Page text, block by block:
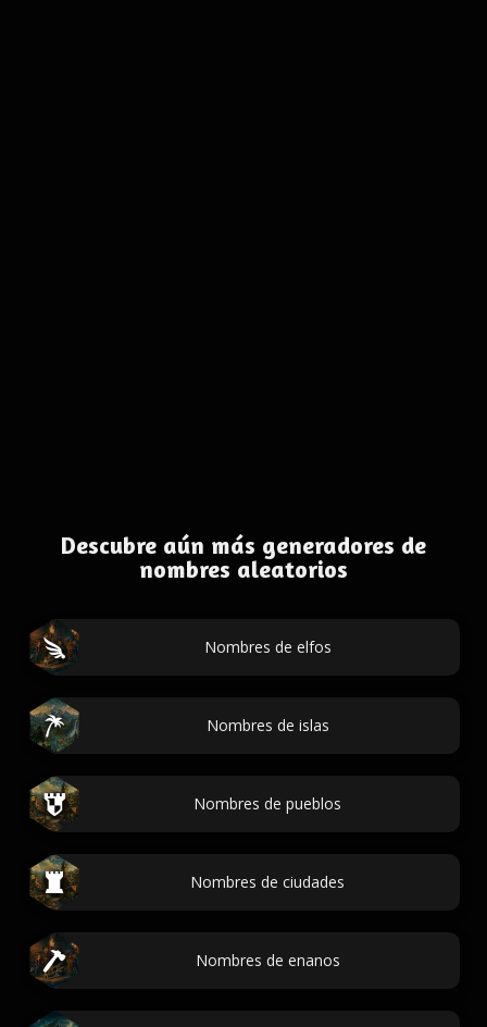
Descubre aún más generadores de
nombres aleatorios
Nombres de elfos
Nombres de islas
Nombres de pueblos
Nombres de ciudades
Nombres de enanos